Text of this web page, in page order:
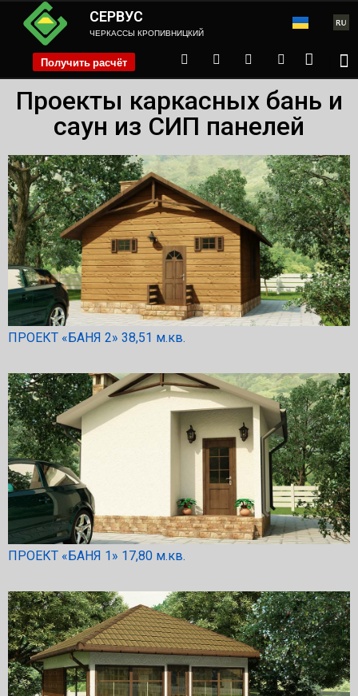
СЕРВУС
ЧЕРКАССЫ КРОПИВНИЦКИЙ
Получить расчёт phone
Проекты каркасных бань и
саун из СИП панелей
ПРОЕКТ «БАНЯ 2» 38,51 м.кв.
ПРОЕКТ «БАНЯ 1» 17,80 м.кв.